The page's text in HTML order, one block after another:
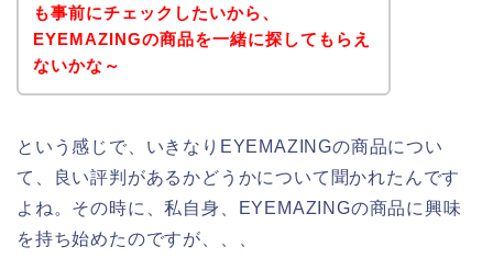
も事前にチェックしたいから、
EYEMAZINGの商品を一緒に探してもらえ
ないかな～
という感じで、いきなりEYEMAZINGの商品につい
て、良い評判があるかどうかについて聞かれたんです
よね。その時に、私自身、EYEMAZINGの商品に興味
を持ち始めたのですが、、、